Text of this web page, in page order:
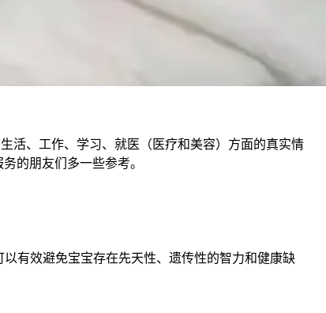
活、工作、学习、就医（医疗和美容）方面的真实情
的朋友们多一些参考。
有效避免宝宝存在先天性、遗传性的智力和健康缺